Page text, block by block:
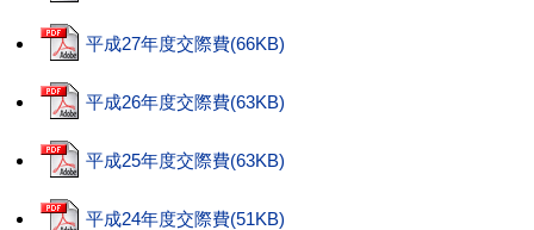
平成27年度交際費(66KB)
平成26年度交際費(63KB)
平成25年度交際費(63KB)
平成24年度交際費(51KB)